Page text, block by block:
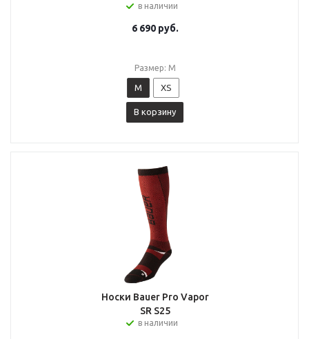
в наличии
6 690руб.
Размер: M
M XS
В корзину
Носки Bauer Pro Vapor
SR S25
в наличии